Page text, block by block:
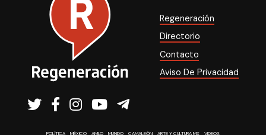
Regeneración
Directorio
Contacto
Aviso De Privacidad
POLÍTICA MÉXICO AMLO MUNDO CAMALEÓN ARTE Y CULTURA MX VIDEOS